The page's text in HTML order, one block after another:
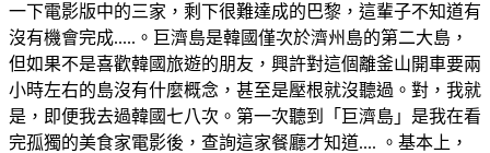
一下電影版中的三家，剩下很難達成的巴黎，這輩子不知道有
沒有機會完成.....。巨濟島是韓國僅次於濟州島的第二大島，
但如果不是喜歡韓國旅遊的朋友，興許對這個離釜山開車要兩
小時左右的島沒有什麼概念，甚至是壓根就沒聽過。對，我就
是，即便我去過韓國七八次。第一次聽到「巨濟島」是我在看
完孤獨的美食家電影後，查詢這家餐廳才知道.... 。基本上，